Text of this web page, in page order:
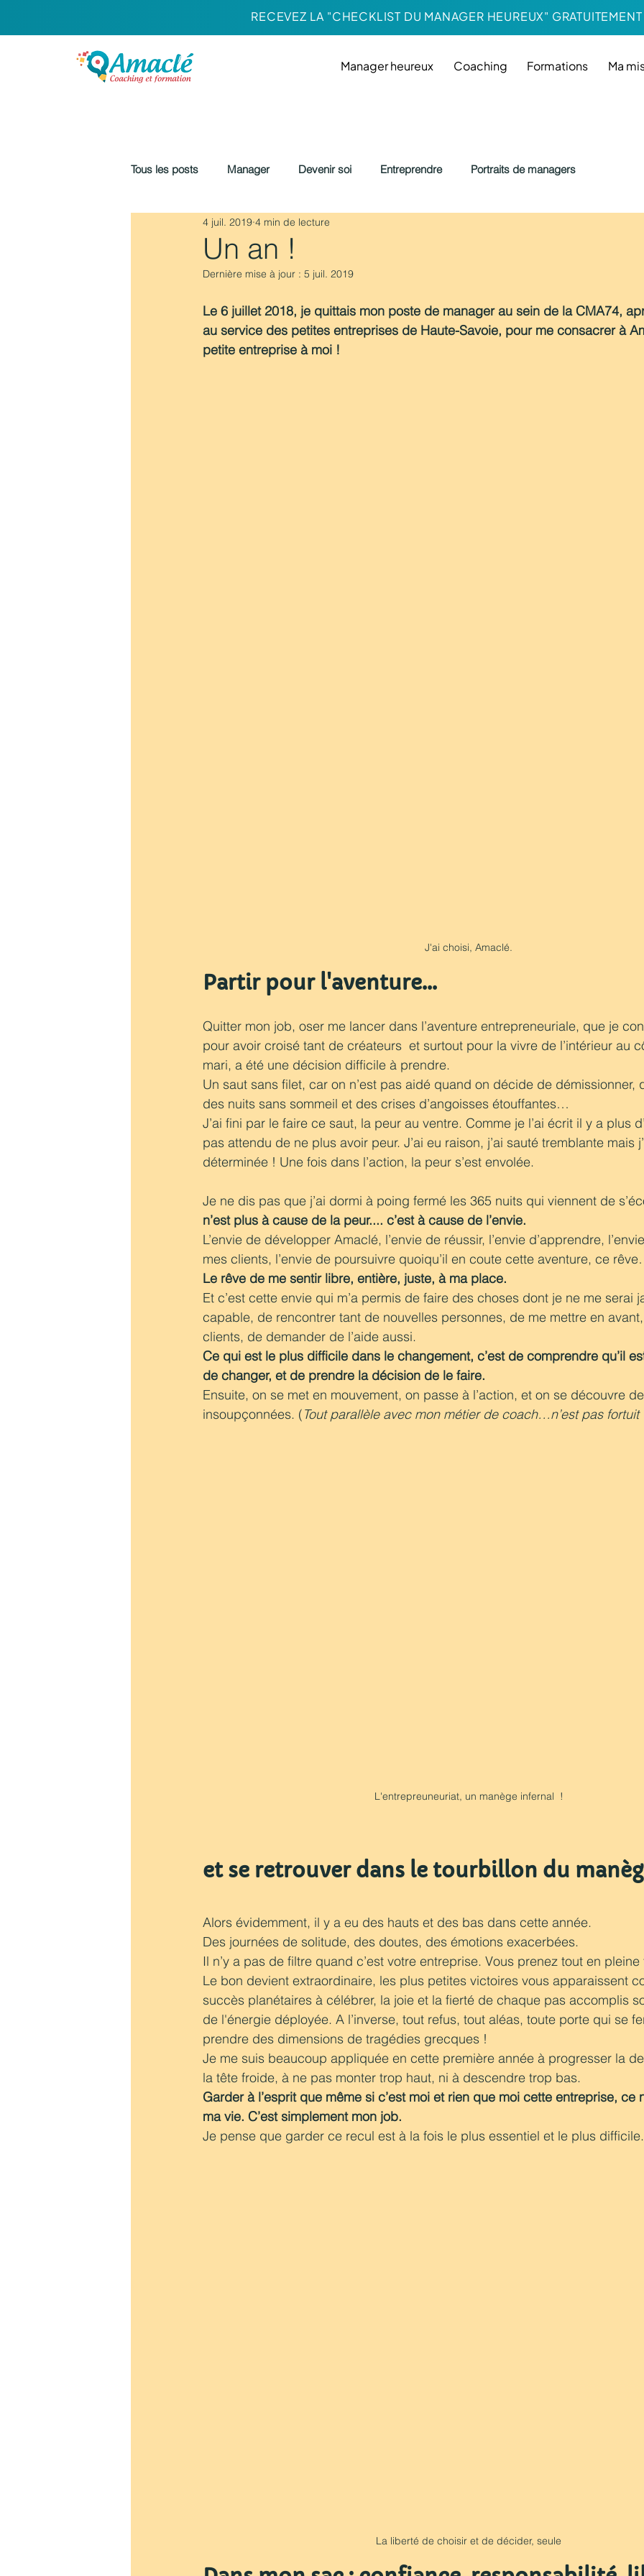
RECEVEZ LA "CHECKLIST DU MANAGER HEUREUX"
Manager heureux Coaching Formations Ma
Tous les posts Manager Devenir soi Entreprendre Portraits de managers
Un an !
4 juil. 2019 4 min de lecture
Dernière mise à jour : 5 juil. 2019
Le 6 juillet 2018, je quittais mon poste de manager au sein de la CMA74,
au service des petites entreprises de Haute-Savoie, pour me consacrer à
petite entreprise à moi !
J'ai choisi, Amaclé.
Partir pour l'aventure...
Quitter mon job, oser me lancer dans l’aventure entrepreneuriale, que je
pour avoir croisé tant de créateurs  et surtout pour la vivre de l’intérieur au
mari, a été une décision difficile à prendre.
Un saut sans filet, car on n’est pas aidé quand on décide de démissionner,
des nuits sans sommeil et des crises d’angoisses étouffantes…
J’ai fini par le faire ce saut, la peur au ventre. Comme je l’ai écrit il y a plus
pas attendu de ne plus avoir peur. J’ai eu raison, j’ai sauté tremblante mais
déterminée ! Une fois dans l’action, la peur s’est envolée.
Je ne dis pas que j’ai dormi à poing fermé les 365 nuits qui viennent de
n’est plus à cause de la peur.... c’est à cause de l’envie.
L’envie de développer Amaclé, l’envie de réussir, l’envie d’apprendre,
mes clients, l’envie de poursuivre quoiqu’il en coute cette aventure, ce
Le rêve de me sentir libre, entière, juste, à ma place.
Et c’est cette envie qui m’a permis de faire des choses dont je ne me serai
capable, de rencontrer tant de nouvelles personnes, de me mettre en
clients, de demander de l’aide aussi.
Ce qui est le plus difficile dans le changement, c’est de comprendre qu’il
de changer, et de prendre la décision de le faire.
Ensuite, on se met en mouvement, on passe à l’action, et on se découvre
insoupçonnées. (Tout parallèle avec mon métier de coach…n’est pas fortuit
L'entrepreuneuriat, un manège infernal  !
et se retrouver dans le tourbillon du
Alors évidemment, il y a eu des hauts et des bas dans cette année.
Des journées de solitude, des doutes, des émotions exacerbées.
Il n’y a pas de filtre quand c’est votre entreprise. Vous prenez tout en
Le bon devient extraordinaire, les plus petites victoires vous apparaissent
succès planétaires à célébrer, la joie et la fierté de chaque pas accomplis
de l'énergie déployée. A l’inverse, tout refus, tout aléas, toute porte qui se
prendre des dimensions de tragédies grecques !
Je me suis beaucoup appliquée en cette première année à progresser la
la tête froide, à ne pas monter trop haut, ni à descendre trop bas.
Garder à l’esprit que même si c’est moi et rien que moi cette entreprise, ce
ma vie. C’est simplement mon job.
Je pense que garder ce recul est à la fois le plus essentiel et le plus
La liberté de choisir et de décider, seule